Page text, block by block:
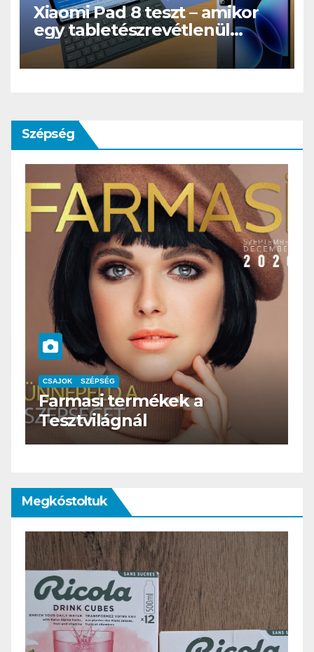
Xiaomi Pad 8 teszt – amikor
egy tabletészrevétlenül
leváltja a laptopod
Szépség
CSAJOK SZÉPSÉG
HERBioticum
Megkóstoltuk